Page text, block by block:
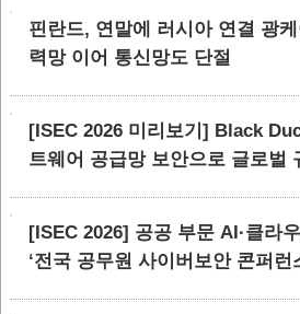
핀란드, 연말에 러시아 연결 광
력망 이어 통신망도 단절
[ISEC 2026 미리보기] Black
트웨어 공급망 보안으로 글로벌
[ISEC 2026] 공공 부문 AI·클라
‘전국 공무원 사이버보안 콘퍼런